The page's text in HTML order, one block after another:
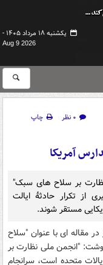
یکشنبه ۱۸ مرداد ۱۴۰۵ -
Aug 9 2026
۰ نظر
چاپ
آمریکا
بر سلاح های سبک"
از تکرار حادثۀ ایالت
مستقر شوند.
در مقاله ای با عنوان "سلاح
نوشت: "انجمن ملی نظارت بر
متحده است، سرانجام